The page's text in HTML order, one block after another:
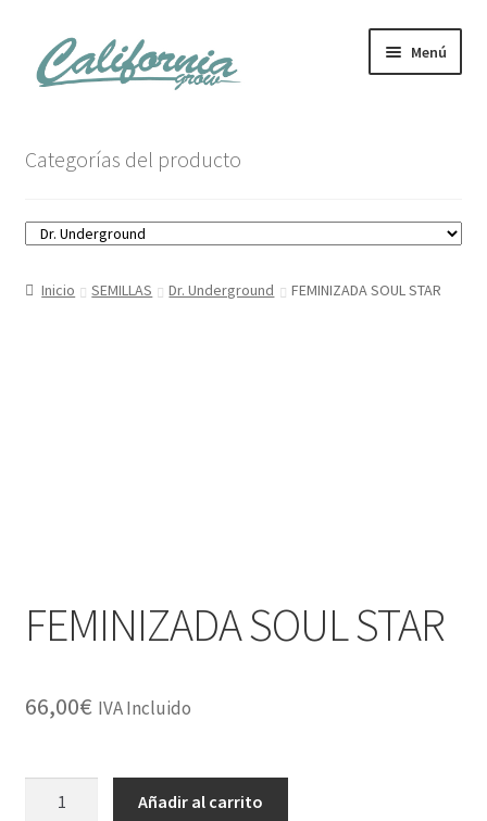
al
contenido
Menú
Carrito
Mi cuenta
Categorías del producto
Inicio SEMILLAS Dr. Underground FEMINIZADA SOUL STAR
FEMINIZADA SOUL STAR
66,00€ IVA Incluido
Añadir al carrito